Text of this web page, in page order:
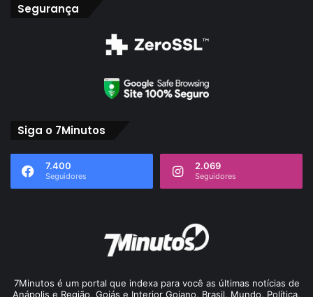
Segurança
Siga o 7Minutos
7.400
Seguidores
2.069
Seguidores
7Minutos é um portal que indexa para você as últimas notícias de
Anápolis e Região, Goiás e Interior Goiano, Brasil, Mundo, Política,